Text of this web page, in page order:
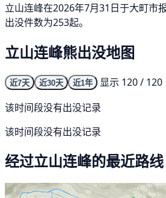
立山连峰在2026年7月31日于大町市
出没件数为253起。
立山连峰熊出没地图
近7天 近30天 近1年
显示 120 / 120
该时间段没有出没记录
该时间段没有出没记录
经过立山连峰的最近路线